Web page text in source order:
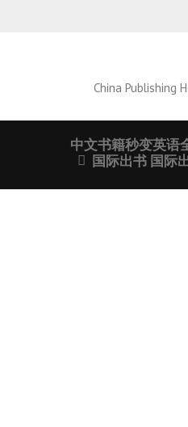
China Publishing
中文书籍秒变英语
国际出书 国际